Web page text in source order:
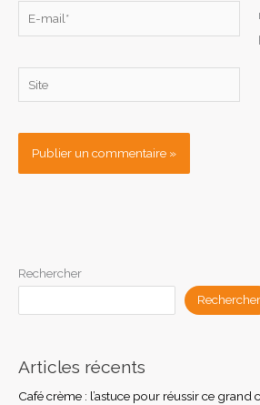
mail*
Site
Rechercher
Rechercher
Articles récents
Café crème : l’astuce pour réussir ce grand